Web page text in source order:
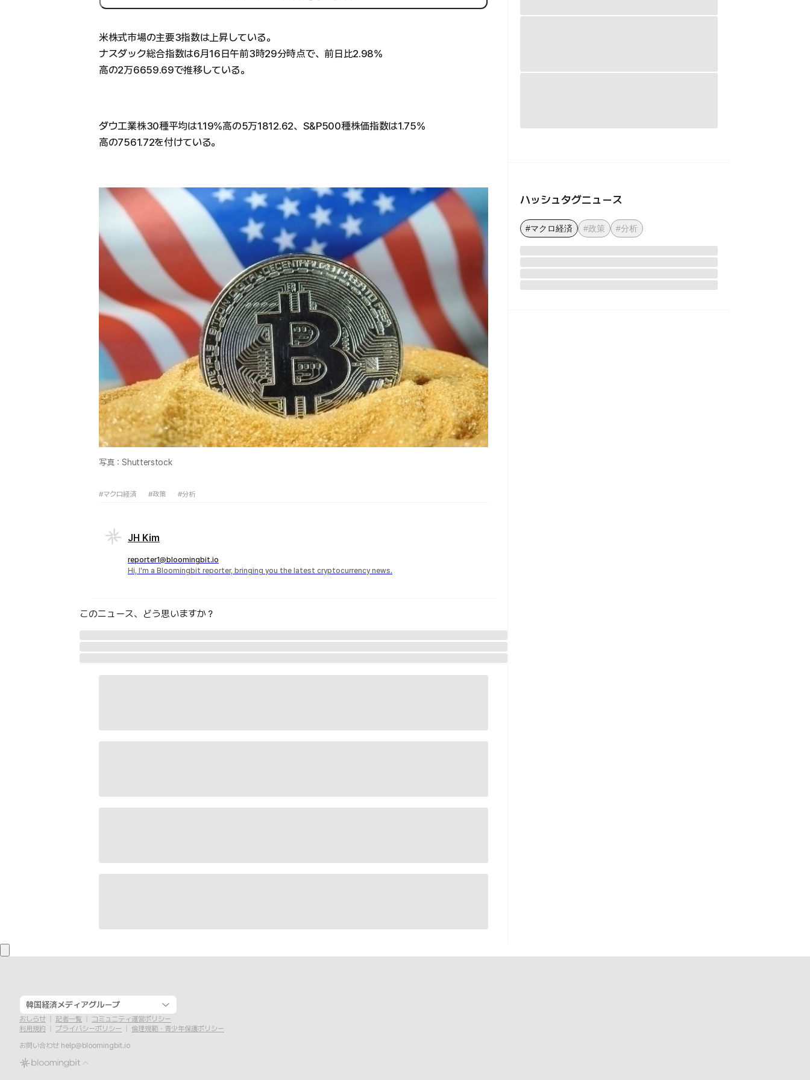
米株式市場の主要3指数は上昇している。
ナスダック総合指数は6月16日午前3時29分時点で、前日比2.98%
高の2万6659.69で推移している。
ダウ工業株30種平均は1.19%高の5万1812.62、S&P500種株価指数は1.75%
高の7561.72を付けている。
写真：Shutterstock
#マクロ経済 #政策 #分析
JH Kim
reporter1@bloomingbit.io
Hi, I'm a Bloomingbit reporter, bringing you the latest cryptocurrency news.
このニュース、どう思いますか？
ハッシュタグニュース
#マクロ経済 #政策 #分析
韓国経済メディアグループ
おしらせ 記者一覧
コミュニティ運営ポリシー
利用規約
プライバシーポリシー
倫理規範・青少年保護ポリシー
お問い合わせ help@bloomingbit.io